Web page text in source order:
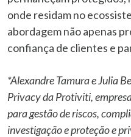
onde residam no
abordagem não apenas
confiança de clientes e
*Alexandre Tamura e Julia
Privacy da Protiviti,
para gestão de riscos,
investigação e proteção e